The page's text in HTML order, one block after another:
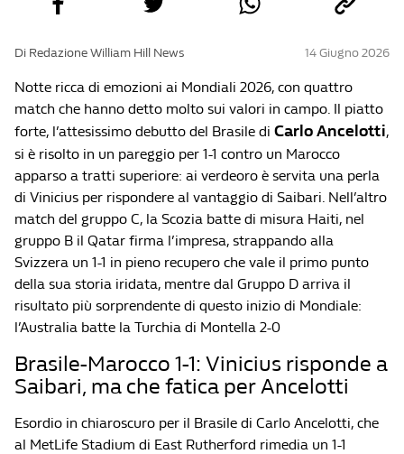
Di Redazione William Hill News 14 Giugno 2026
Notte ricca di emozioni ai Mondiali 2026, con quattro
match che hanno detto molto sui valori in campo. Il piatto
forte, l’attesissimo debutto del Brasile di Carlo Ancelotti,
si è risolto in un pareggio per 1-1 contro un Marocco
apparso a tratti superiore: ai verdeoro è servita una perla
di Vinicius per rispondere al vantaggio di Saibari. Nell’altro
match del gruppo C, la Scozia batte di misura Haiti, nel
gruppo B il Qatar firma l’impresa, strappando alla
Svizzera un 1-1 in pieno recupero che vale il primo punto
della sua storia iridata, mentre dal Gruppo D arriva il
risultato più sorprendente di questo inizio di Mondiale:
l’Australia batte la Turchia di Montella 2-0
Brasile-Marocco 1-1: Vinicius risponde a
Saibari, ma che fatica per Ancelotti
Esordio in chiaroscuro per il Brasile di Carlo Ancelotti, che
al MetLife Stadium di East Rutherford rimedia un 1-1